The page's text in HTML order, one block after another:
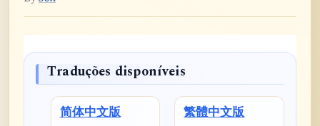
Traduções disponíveis
简体中文版
繁體中文版